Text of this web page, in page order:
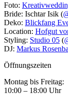
Foto:
Bride: Ischtar Isik (
Deko: Blickfang
Location: Hofgut
Styling: Studio 05 (
DJ: Markus
Öffnungszeiten
Montag bis Freitag:
10:00 – 18:00 Uhr